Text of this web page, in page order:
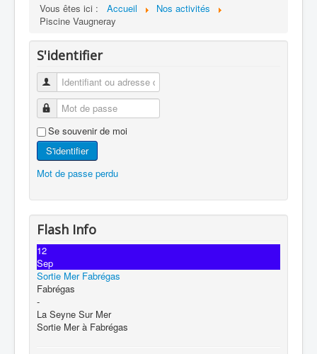
Vous êtes ici : Accueil
Nos activités
Piscine Vaugneray
S'identifier
Se souvenir de moi
S'identifier
Mot de passe perdu
Flash Info
12
Sep
Sortie Mer Fabrégas
Fabrégas
-
La Seyne Sur Mer
Sortie Mer à Fabrégas